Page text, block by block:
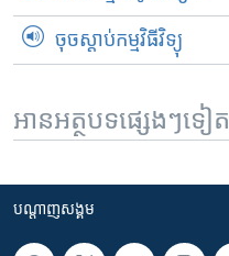
ចុចស្តាប់កម្មវិធីវិទ្យុ
អានអត្ថបទផ្សេងៗទៀត
បណ្តាញ​សង្គម